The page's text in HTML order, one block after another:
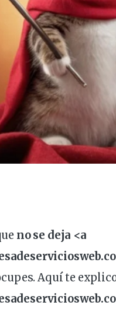
no se deja <a
Aquí te